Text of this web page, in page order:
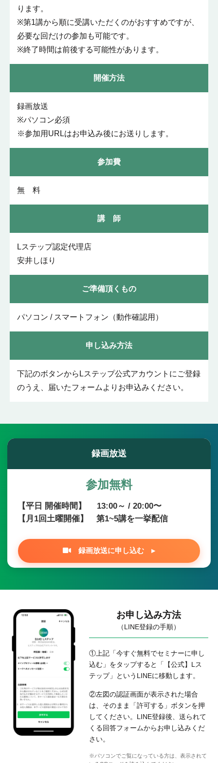
ります。
※第1講から順に受講いただくのがおすすめですが、
必要な回だけの参加も可能です。
※終了時間は前後する可能性があります。
開催方法
録画放送
※パソコン必須
※参加用URLはお申込み後にお送りします。
参加費
無 料
講 師
Lステップ認定代理店
安井しほり
ご準備頂くもの
パソコン / スマートフォン（動作確認用）
申し込み方法
下記のボタンからLステップ公式アカウントにご登録
のうえ、届いたフォームよりお申込みください。
録画放送
参加無料
【平日 開催時間】 13:00～ / 20:00〜
【月1回土曜開催】 第1~5講を一挙配信
録画放送に申し込む ▸
お申し込み方法
（LINE登録の手順）
①上記「今すぐ無料でセミナーに申し
込む」をタップすると「【公式】Lス
テップ」というLINEに移動します。
②左図の認証画面が表示された場合
は、そのまま「許可する」ボタンを押
してください。LINE登録後、送られて
くる回答フォームからお申し込みくだ
さい。
※パソコンでご覧になっている方は、表示されて